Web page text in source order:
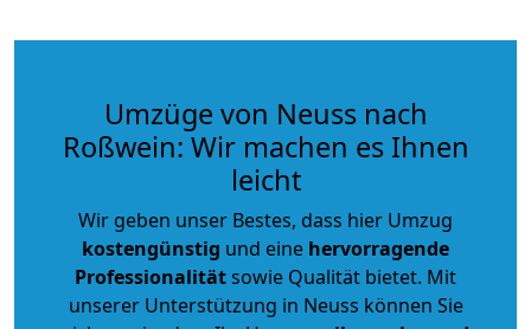
Umzüge von Neuss nach
Roßwein: Wir machen es Ihnen
leicht
Wir geben unser Bestes, dass hier Umzug
kostengünstig und eine hervorragende
Professionalitätsowie Qualität bietet. Mit
unserer Unterstützung in Neuss können Sie